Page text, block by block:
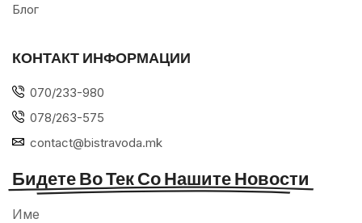
Блог
КОНТАКТ ИНФОРМАЦИИ
070/233-980
078/263-575
contact@bistravoda.mk
Бидете Во Тек Со Нашите Новости
Име